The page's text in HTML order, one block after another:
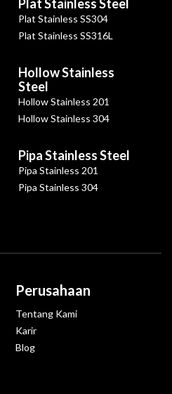
Plat Stainless Steel
Plat Stainless SS304
Plat Stainless SS316L
Hollow Stainless
Steel
Hollow Stainless 201
Hollow Stainless 304
Pipa Stainless Steel
Pipa Stainless 201
Pipa Stainless 304
Perusahaan
Tentang Kami
Karir
Blog